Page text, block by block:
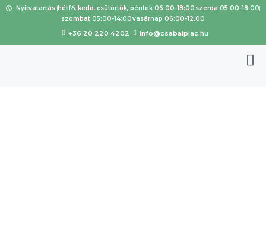
Nyitvatartás:hétfő, kedd, csütörtök, péntek 06:00-18:00szerda 05:00-18:00
szombat 05:00-14:00vasárnap 06:00-12.00
+36 20 220 4202 info@csabaipiac.hu